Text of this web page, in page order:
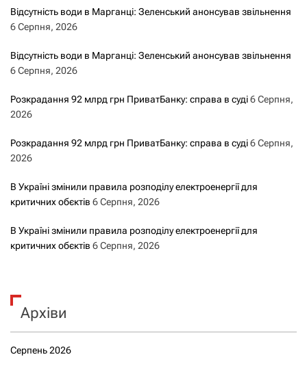
Відсутність води в Марганці: Зеленський анонсував звільнення
6 Серпня, 2026
Відсутність води в Марганці: Зеленський анонсував звільнення
6 Серпня, 2026
Розкрадання 92 млрд грн ПриватБанку: справа в суді6 Серпня,
2026
Розкрадання 92 млрд грн ПриватБанку: справа в суді6 Серпня,
2026
В Україні змінили правила розподілу електроенергії для
критичних обєктів 6 Серпня, 2026
В Україні змінили правила розподілу електроенергії для
критичних обєктів 6 Серпня, 2026
Архіви
Серпень 2026